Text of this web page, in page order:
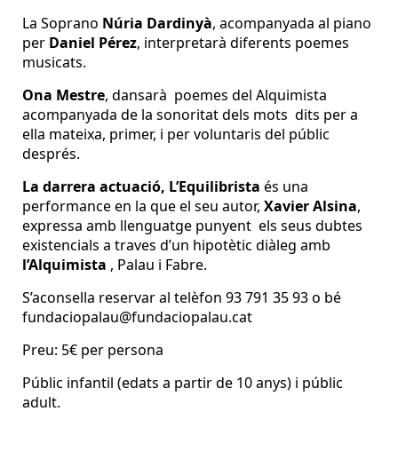
La Soprano Núria Dardinyà, acompanyada al piano
per Daniel Pérez, interpretarà diferents poemes
musicats.
Ona Mestre, dansarà poemes del Alquimista
acompanyada de la sonoritat dels mots dits per a
ella mateixa, primer, i per voluntaris del públic
després.
La darrera actuació, L’Equilibrista és una
performance en la que el seu autor, Xavier Alsina,
expressa amb llenguatge punyent els seus dubtes
existencials a traves d’un hipotètic diàleg amb
l’Alquimista , Palau i Fabre.
S’aconsella reservar al telèfon 93 791 35 93 o bé
fundaciopalau@fundaciopalau.cat
Preu: 5€ per persona
Públic infantil (edats a partir de 10 anys) i públic
adult.